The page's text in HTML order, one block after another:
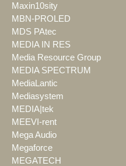
Maxin10sity
MBN-PROLED
MDS PAtec
MEDIA IN RES
Media Resource Group
MEDIA SPECTRUM
MediaLantic
Mediasystem
MEDIA|tek
MEEVI-rent
Mega Audio
Megaforce
MEGATECH